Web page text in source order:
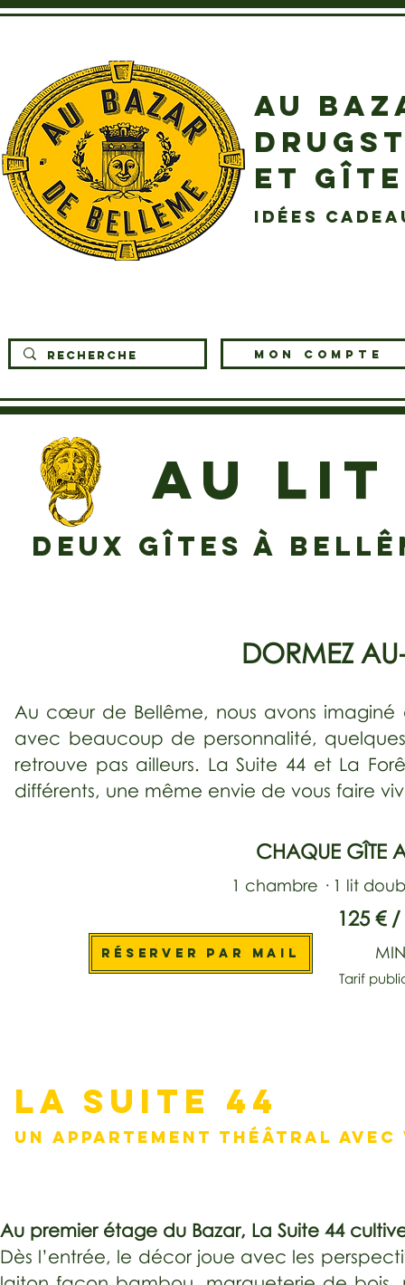
AU
ET
idées
MON COMPTE
AU
DEUX GÎTES À
DORMEZ
Au cœur de Bellême, nous avons
avec beaucoup de personnalité,
retrouve pas ailleurs. La Suite 44 et La
différents, une même envie de vous faire
CHAQUE GÎTE
1 chambre · 1 lit
125 € /
Tarif
RÉSERVER PAR MAIL
LA SUITE 44
UN APPARTEMENT THÉÂTRAL
Au premier étage du Bazar, La Suite 44
Dès l’entrée, le décor joue avec les